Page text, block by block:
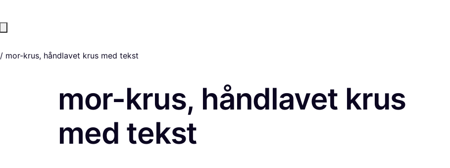
/ mor-krus, håndlavet krus med tekst
mor-krus, håndlavet krus
med tekst